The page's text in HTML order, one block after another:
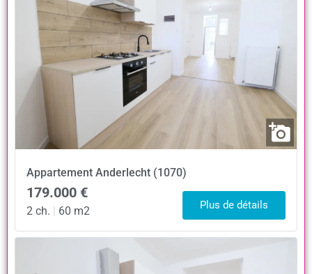
Appartement Anderlecht (1070)
179.000 €
2 ch. 60 m2 Plus de détails